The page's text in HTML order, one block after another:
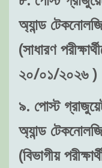
অ্যান্ড
(সাধারণ
২০/০১/২০২৬ )
৯. পোস্ট
অ্যান্ড
(বিভাগীয়